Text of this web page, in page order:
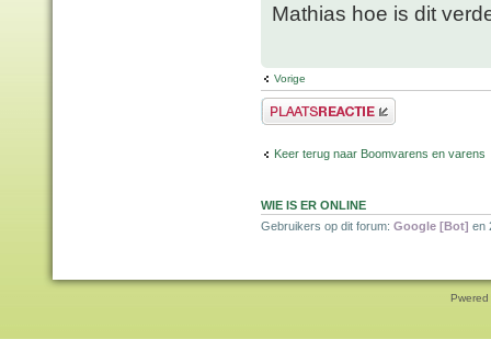
Mathias hoe is dit
Vorige
Plaats een reactie
Keer terug naar Boomvarens en varens
WIE IS ER ONLINE
Gebruikers op dit forum: Google [Bot] en